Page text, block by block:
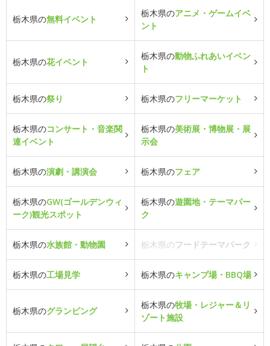
栃木県の無料イベント
栃木県のアニメ・ゲームイベ
ント
栃木県の花イベント
栃木県の動物ふれあいイベン
ト
栃木県の祭り 栃木県のフリーマーケット
栃木県のコンサート・音楽関
連イベント
栃木県の美術展・博物展・展
示会
栃木県の演劇・講演会 栃木県のフェア
栃木県のGW(ゴールデンウィ
ーク)観光スポット
栃木県の遊園地・テーマパー
ク
栃木県の水族館・動物園 栃木県のフードテーマパーク
栃木県の工場見学 栃木県のキャンプ場・BBQ場
栃木県のグランピング
栃木県の牧場・レジャー＆リ
ゾート施設